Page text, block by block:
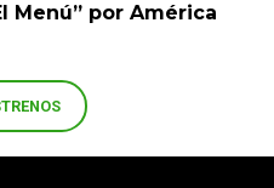
Menú” por América